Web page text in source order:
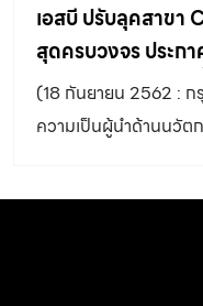
เอสบี ปรับลุคสาขา
สุดครบวงจร ประก
ทุกกฎการตกแต่ง ค
ที่ปฏิวัติวงการบิลท์
(18 กันยายน 2562 : ก
ความเป็นผู้นำด้านนวัต
Decorations” ประก
ดีไซน์ล่าสุดและเทคโนโ